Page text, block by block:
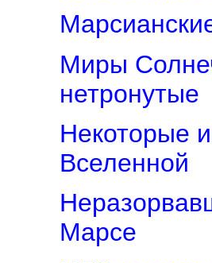
Миры
нетронутые
Некоторые
Вселенной
Марсе